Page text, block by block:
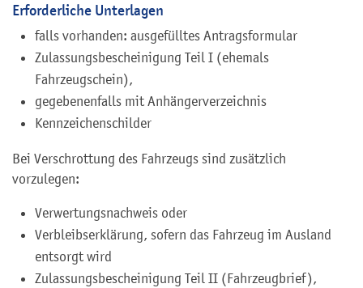
Erforderliche Unterlagen
falls vorhanden: ausgefülltes Antragsformular
Zulassungsbescheinigung Teil I (ehemals
Fahrzeugschein),
gegebenenfalls mit Anhängerverzeichnis
Kennzeichenschilder
Bei Verschrottung des Fahrzeugs sind zusätzlich
vorzulegen:
Verwertungsnachweis oder
Verbleibserklärung, sofern das Fahrzeug im Ausland
entsorgt wird
Zulassungsbescheinigung Teil II (Fahrzeugbrief),